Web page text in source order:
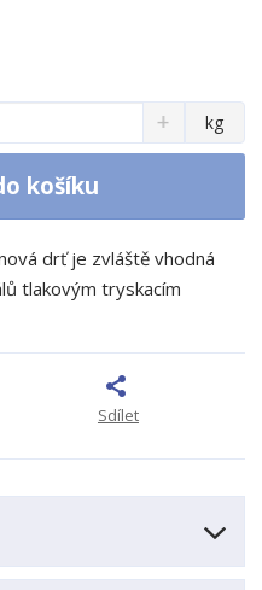
N
a
v
t
m
n
ž
í
kg
košíku
drť je zvláště vhodná
tlakovým tryskacím
Sdílet